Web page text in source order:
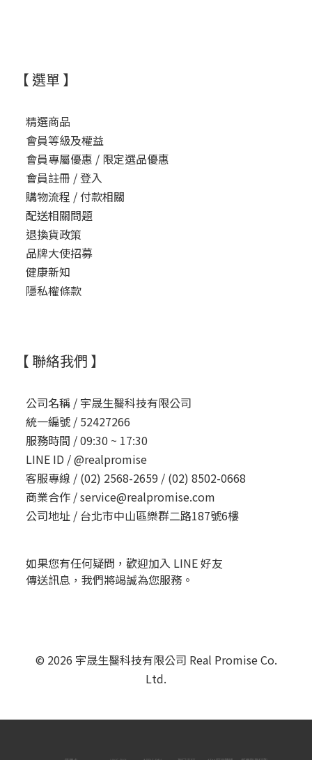
【 選單 】
精選商品
會員等級及權益
會員專屬優惠 / 限定選品優惠
會員註冊 / 登入
購物流程 / 付款相關
配送相關問題
退換貨政策
品牌大使招募
健康新知
隱私權條款
【 聯絡我們 】
公司名稱 / 宇晟生醫科技有限公司
統一編號 / 52427266
服務時間 /09:30 ~ 17:30
LINE ID /@realpromise
客服專線 / (02) 2568-2659 / (02) 8502-0668
商業合作 /service@realpromise.com
公司地址 / 台北市中山區樂群二路187號6樓
如果您有任何疑問，歡迎加入 LINE 好友
傳送訊息，我們將竭誠為您服務。
© 2026 宇晟生醫科技有限公司 Real Promise Co.
Ltd.